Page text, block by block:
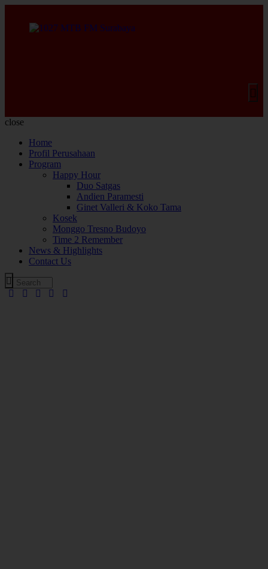
close
Home
Profil Perusahaan
Program
Happy Hour
Duo Satgas
Andien Paramesti
Ginet Valleri & Koko Tama
Kosek
Monggo Tresno Budoyo
Time 2 Remember
News & Highlights
Contact Us